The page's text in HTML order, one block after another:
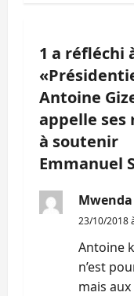
o
n
d
’
a
1 a réfléchi
«
Antoine
appelle
à soutenir
Emmanuel
Mwenda
23/10/2018
Antoine
n’est
mais